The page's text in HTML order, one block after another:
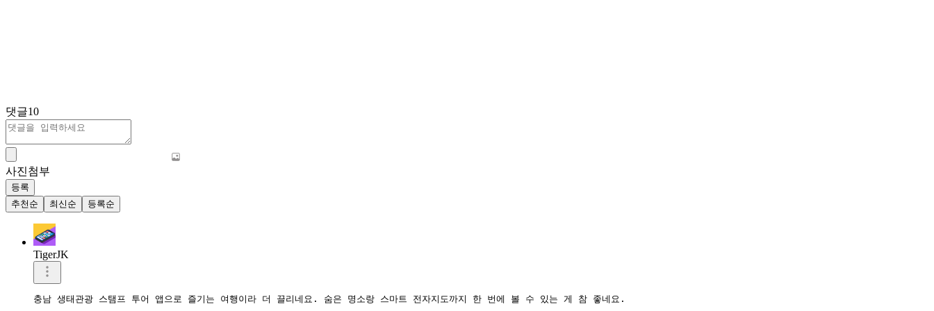
댓글10
사진첨부
등록
추천순
최신순 등록순
TigerJK
충남 생태관광 스탬프 투어 앱으로 즐기는 여행이라 더 끌리네요. 숨은 명소랑 스마트 전자지도까지 한 번에 볼 수 있는 게 참 좋네요.